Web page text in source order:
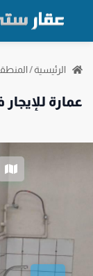
الرئيسية/
عمارة